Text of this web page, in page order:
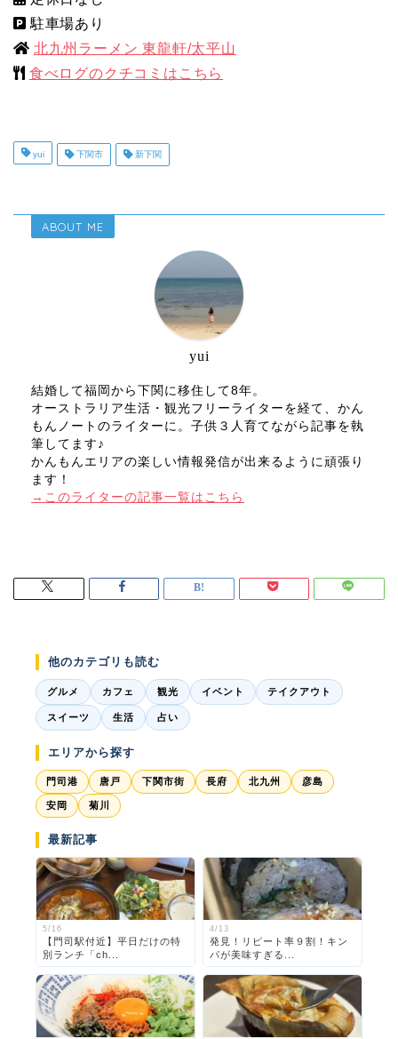
駐車場あり
北九州ラーメン 東龍軒/太平山
食べログのクチコミはこちら
yui 下関市 新下関
ABOUT ME
yui
結婚して福岡から下関に移住して8年。
オーストラリア生活・観光フリーライターを経て、かん
もんノートのライターに。子供３人育てながら記事を執
筆してます♪
かんもんエリアの楽しい情報発信が出来るように頑張り
ます！
→このライターの記事一覧はこちら
他のカテゴリも読む
グルメ カフェ 観光 イベント テイクアウト
スイーツ 生活 占い
エリアから探す
門司港 唐戸 下関市街 長府 北九州 彦島
安岡 菊川
最新記事
5/16
【門司駅付近】平日だけの特
別ランチ「ch...
4/13
発見！リピート率９割！キン
パが美味すぎる...